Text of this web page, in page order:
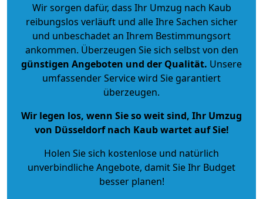
Wir sorgen dafür, dass Ihr Umzug nach Kaub
reibungslos verläuft und alle Ihre Sachen sicher
und unbeschadet an Ihrem Bestimmungsort
ankommen. Überzeugen Sie sich selbst von den
günstigen Angeboten und der Qualität. Unsere
umfassender Service wird Sie garantiert
überzeugen.
Wir legen los, wenn Sie so weit sind, Ihr Umzug
von Düsseldorf nach Kaub wartet auf Sie!
Holen Sie sich kostenlose und natürlich
unverbindliche Angebote, damit Sie Ihr Budget
besser planen!